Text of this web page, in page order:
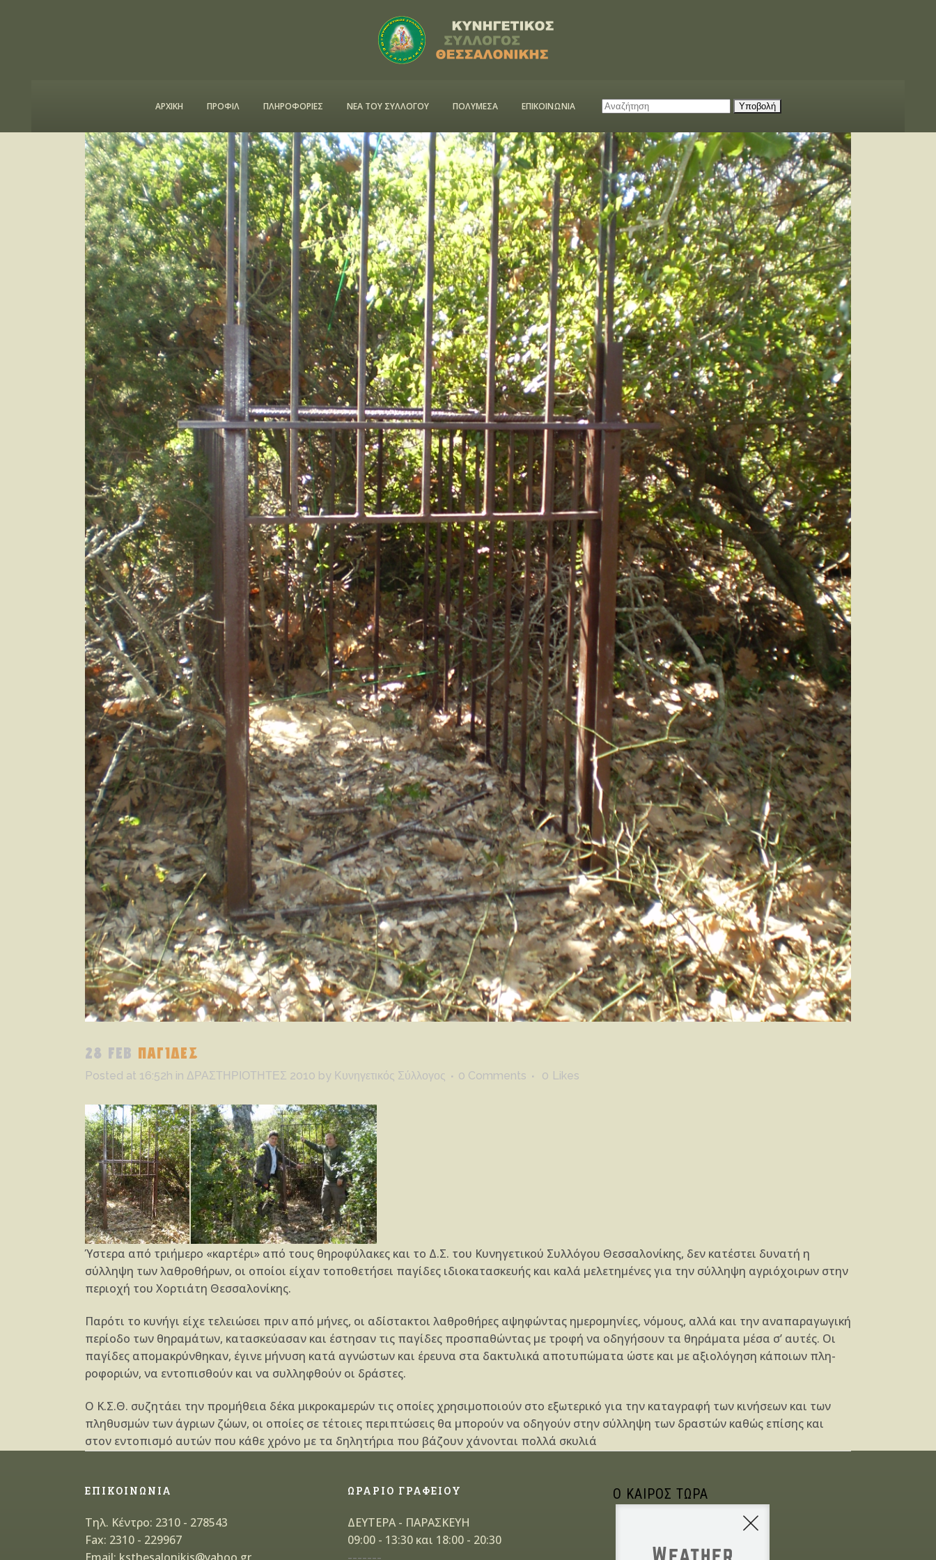
ΑΡΧΙΚΗ ΠΡΟΦΙΛ ΠΛΗΡΟΦΟΡΙΕΣ ΝΕΑ ΤΟΥ ΣΥΛΛΟΓΟΥ ΠΟΛΥΜΕΣΑ ΕΠΙΚΟΙΝΩΝΙΑ
28 FEB ΠΑΓΙΔΕΣ
Posted at 16:52h in ΔΡΑΣΤΗΡΙΟΤΗΤΕΣ 2010 by Κυνηγετικός Σύλλογος 0 Comments 0 Likes
Ύστερα από τρι­ήμερο «καρ­τέρι» από τους θη­ροφύλακες και το Δ.Σ. του Κυνηγετικού Συλλόγου Θεσσαλο­νίκης, δεν κατέστει δυνατή η
σύλληψη των λαθροθήρων, οι οποίοι είχαν τοποθε­τήσει παγίδες ιδιο­κατασκευής και καλά μελετημένες για την σύλληψη αγριόχοι­ρων στην
περιοχή του Χορτιάτη Θεσσαλονίκης.
Παρότι το κυνήγι είχε τελειώσει πριν από μή­νες, οι αδίστακτοι λαθροθήρες αψηφώντας ημε­ρομηνίες, νόμους, αλλά και την αναπαραγωγι­κή
περίοδο των θηραμάτων, κατασκεύασαν και έστησαν τις παγίδες προσπαθώντας με τροφή να οδηγήσουν τα θηράματα μέσα σ’ αυτές. Οι
παγίδες απομακρύνθηκαν, έγινε μήνυση κατά αγνώστων και έρευνα στα δακτυλικά απο­τυπώματα ώστε και με αξιολόγηση κάποιων πλη­
ροφοριών, να εντοπισθούν και να συλληφθούν οι δράστες.
Ο Κ.Σ.Θ. συζητάει την προμήθεια δέκα μικρο­καμερών τις οποίες χρησιμοποιούν στο εξωτερικό για την καταγραφή των κινήσεων και των
πλη­θυσμών των άγριων ζώων, οι οποίες σε τέτοιες περιπτώσεις θα μπορούν να οδηγούν στην σύλ­ληψη των δραστών καθώς επίσης και
στον εντο­πισμό αυτών που κάθε χρόνο με τα δηλητήρια που βάζουν χάνονται πολλά σκυλιά
ΕΠΙΚΟΙΝΩΝΙΑ
Τηλ. Κέντρο: 2310 - 278543
Fax: 2310 - 229967
ΩΡΑΡΙΟ ΓΡΑΦΕΙΟΥ
ΔΕΥΤΕΡΑ - ΠΑΡΑΣΚΕΥΗ
09:00 - 13:30 και 18:00 - 20:30
-------
Ο ΚΑΙΡΟΣ ΤΩΡΑ
Weather